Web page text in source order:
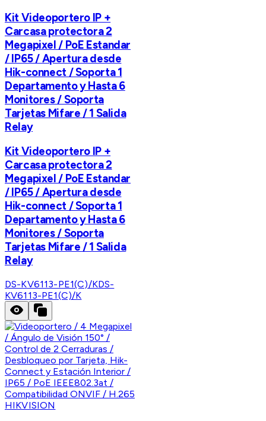
Kit Videoportero IP +
Carcasa protectora 2
Megapixel / PoE Estandar
/ IP65 / Apertura desde
Hik-connect / Soporta 1
Departamento y Hasta 6
Monitores / Soporta
Tarjetas Mifare / 1 Salida
Relay
Kit Videoportero IP +
Carcasa protectora 2
Megapixel / PoE Estandar
/ IP65 / Apertura desde
Hik-connect / Soporta 1
Departamento y Hasta 6
Monitores / Soporta
Tarjetas Mifare / 1 Salida
Relay
DS-KV6113-PE1(C)/KDS-
KV6113-PE1(C)/K
HIKVISION